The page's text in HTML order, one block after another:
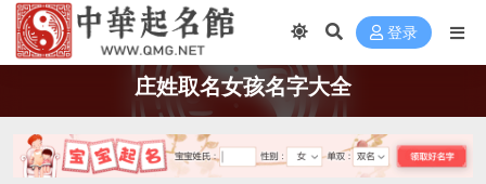
登录
庄姓取名女孩名字大全